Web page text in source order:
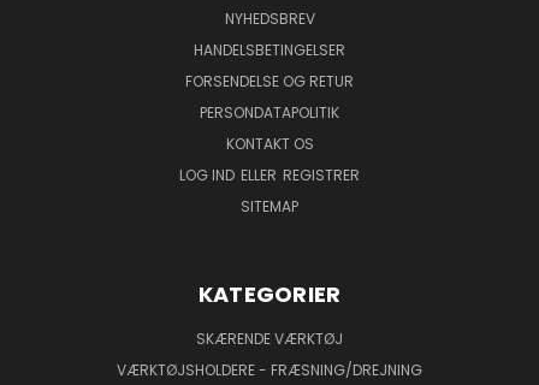
NYHEDSBREV
HANDELSBETINGELSER
FORSENDELSE OG RETUR
PERSONDATAPOLITIK
KONTAKT OS
LOG IND ELLER REGISTRER
SITEMAP
KATEGORIER
SKÆRENDE VÆRKTØJ
VÆRKTØJSHOLDERE - FRÆSNING/DREJNING